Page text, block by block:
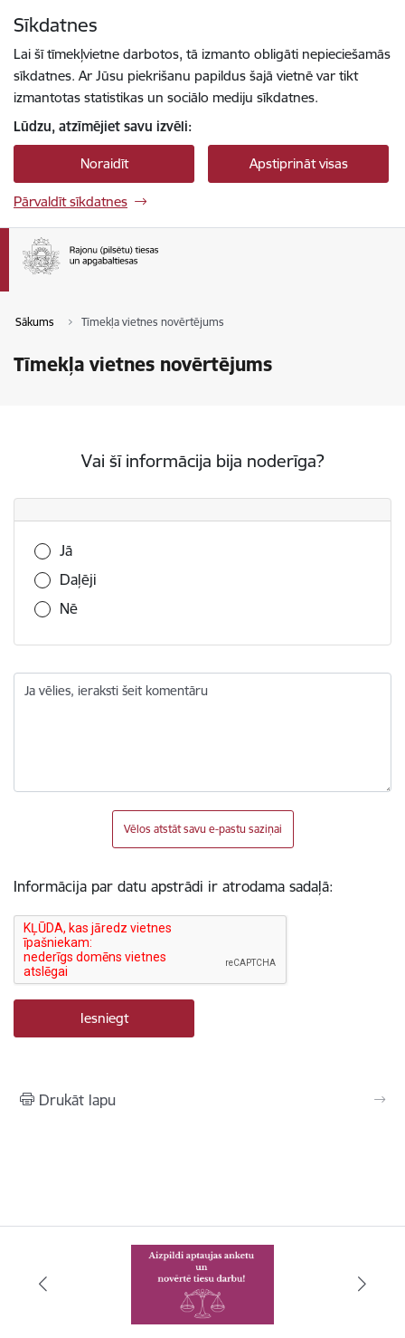
Sīkdatnes
Lai šī tīmekļvietne darbotos, tā izmanto obligāti nepieciešamās
sīkdatnes. Ar Jūsu piekrišanu papildus šajā vietnē var tikt
izmantotas statistikas un sociālo mediju sīkdatnes.
Lūdzu, atzīmējiet savu izvēli:
Noraidīt Apstiprināt visas
Pārvaldīt sīkdatnes
Sākums Tīmekļa vietnes novērtējums
Tīmekļa vietnes novērtējums
Vai šī informācija bija noderīga?
Vai šī informācija bija noderīga?
Jā
Daļēji
Nē
Ja vēlies, ieraksti šeit komentāru
Vēlos atstāt savu e-pastu saziņai
Informācija par datu apstrādi ir atrodama sadaļā:
Drukāt lapu